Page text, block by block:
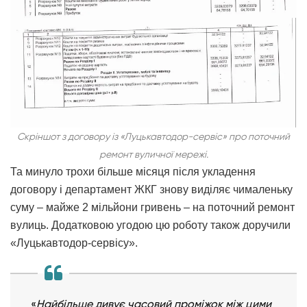
Скріншот з договору із «Луцькавтодор-сервіс» про поточний
ремонт вуличної мережі.
Та минуло трохи більше місяця після укладення
договору і департамент ЖКГ знову виділяє чималеньку
суму – майже 2 мільйони гривень – на поточний ремонт
вулиць. Додатковою угодою цю роботу також доручили
«Луцькавтодор-сервісу».
«Найбільше дивує часовий проміжок між цими